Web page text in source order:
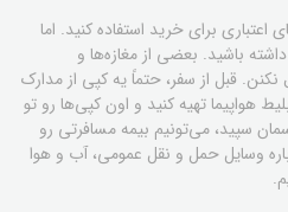
برای خرید استفاده کنید. اما
باشید. بعضی از مغازه‌ها و
نکنن. قبل از سفر، حتماً یه کپی از مدارک
هواپیما تهیه کنید و اون کپی‌ها رو تو
سپید، می‌تونیم بیمه مسافرتی رو
وسایل حمل و نقل عمومی، آب و هوا